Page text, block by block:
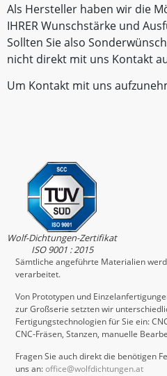
Als Hersteller haben wir die
IHRER Wunschstärke und
Sollten Sie also
nicht direkt mit uns Kontakt
Um Kontakt mit uns
Wolf-Dichtungen-Zertifikat
ISO 9001 : 2015
Sämtliche angeführte Materialien
verarbeitet.
Von Prototypen und
zur Großserie setzten wir
Fertigungstechnologien für Sie ein:
CNC-Fräsen, Stanzen, manuelle
Fragen Sie auch direkt die benötigen
uns an:office@wolfdichtungen.at